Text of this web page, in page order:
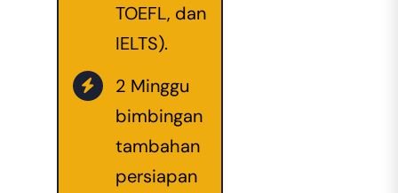
TOEFL, dan
IELTS).
2 Minggu
bimbingan
tambahan
persiapan